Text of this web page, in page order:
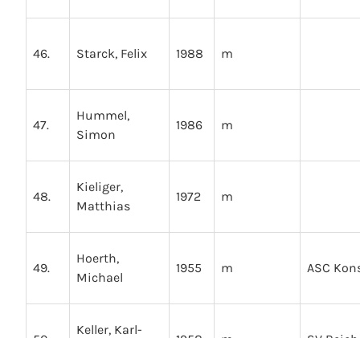
46. Starck, Felix 1988 m
47.
Hummel,
Simon
1986 m
48.
Kieliger,
Matthias
1972 m
49.
Hoerth,
Michael
1955 m ASC
Keller, Karl-